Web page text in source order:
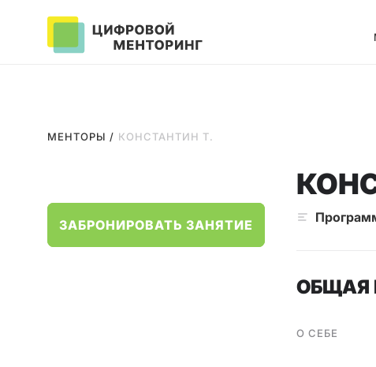
МЕНТОРЫ / КОНСТАНТИН Т.
ЗАБРОНИРОВАТЬ ЗАНЯТИЕ
ОБЩАЯ
О СЕБЕ